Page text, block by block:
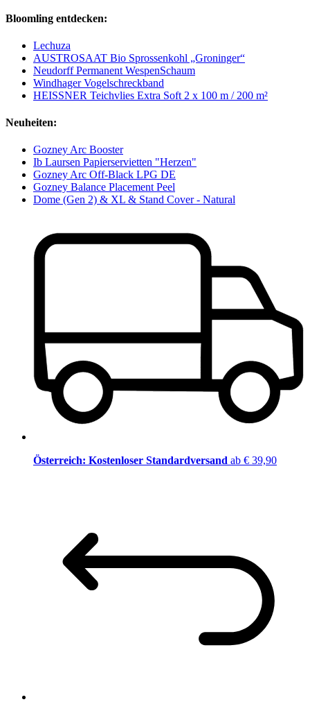
Bloomling entdecken:
Lechuza
AUSTROSAAT Bio Sprossenkohl „Groninger“
Neudorff Permanent WespenSchaum
Windhager Vogelschreckband
HEISSNER Teichvlies Extra Soft 2 x 100 m / 200 m²
Neuheiten:
Gozney Arc Booster
Ib Laursen Papierservietten "Herzen"
Gozney Arc Off-Black LPG DE
Gozney Balance Placement Peel
Dome (Gen 2) & XL & Stand Cover - Natural
Österreich: Kostenloser Standardversand ab € 39,90